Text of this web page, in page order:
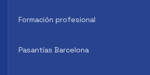
Formación profesional
Pasantías Barcelona